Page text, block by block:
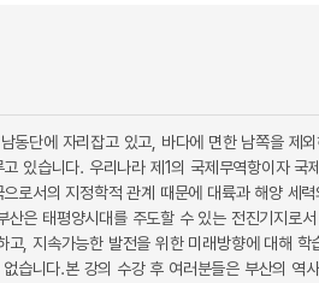
단에 자리잡고 있고, 바다에 면한 남쪽을 제
있습니다. 우리나라 제1의 국제무역항이자
로서의 지정학적 관계 때문에 대륙과 해양
산은 태평양시대를 주도할 수 있는 전진기지
고, 지속가능한 발전을 위한 미래방향에 대해
습니다.본 강의 수강 후 여러분들은 부산의